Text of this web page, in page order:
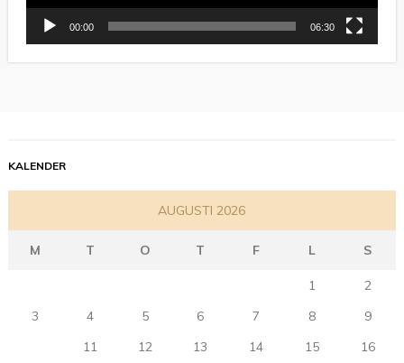
00:00 06:30
KALENDER
AUGUSTI 2026
M T O T F L S
1
2
3
4 5 6 7 8
9
11 12 13 14 15
16